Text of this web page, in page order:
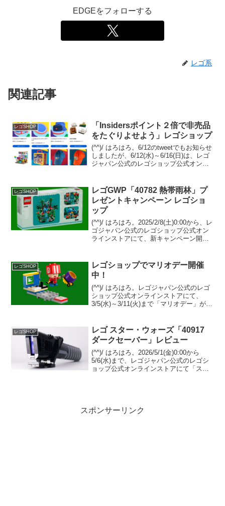
EDGEをフォローする
レゴ系
関連記事
レゴSHOP
「Insidersポイント２倍で非売品
をたぐりよせよう」レゴショップ
(^^)/ はろはろ。6/12のtweetでもお知らせ
しましたが、6/12(水)～6/16(日)は、レゴ
ジャパン公式のレゴショップ公式オンラ
ファーページ）ポイ...
レゴSHOP
レゴGWP「40782 熱帯雨林」プ
レゼントキャンペーン レゴショ
ップ
(^^)/ はろはろ。2025/2/8(土)0:00から、レ
ゴジャパン公式のレゴショップ公式オン
ラインストアにて、新キャンペーン開始
Insidersポイン...
レゴSHOP
レゴショップでマリオデー開催
中！
(^^)/ はろはろ。レゴジャパン公式のレゴ
ショップ公式オンラインストアにて、
3/5(水)～3/11(火)まで「マリオデー」が開
心に3/10はマリオデーと言われていま...
レゴSHOP
レゴ スター・ウォーズ「40917
ダークセーバー」レビュー
(^^)/ はろはろ。2026/5/1(金)0:00から
5/6(水)まで、レゴジャパン公式のレゴシ
ョップ公式オンラインストアにて「スタ
スポンサーリンク